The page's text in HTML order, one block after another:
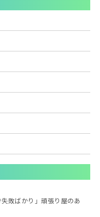
敗ばかり」頑張り屋のあ